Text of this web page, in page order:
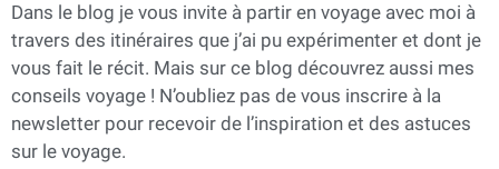
Dans le blog je vous invite à partir en voyage avec moi à
travers des itinéraires que j’ai pu expérimenter et dont je
vous fait le récit. Mais sur ce blog découvrez aussi mes
conseils voyage ! N’oubliez pas de vous inscrire à la
newsletter pour recevoir de l’inspiration et des astuces
sur le voyage.